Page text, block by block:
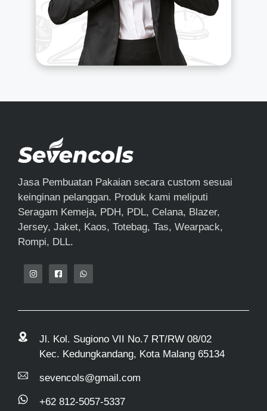
Jasa Pembuatan Pakaian secara custom sesuai
keinginan pelanggan. Produk kami meliputi
Seragam Kemeja, PDH, PDL, Celana, Blazer,
Jersey, Jaket, Kaos, Totebag, Tas, Wearpack,
Rompi, DLL.
Jl. Kol. Sugiono VII No.7 RT/RW 08/02
Kec. Kedungkandang, Kota Malang 65134
sevencols@gmail.com
+62 812-5057-5337